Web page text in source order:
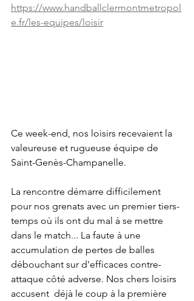
https://www.handballclermontmetropol
e.fr/les-equipes/loisir
Ce week-end, nos loisirs recevaient la
valeureuse et rugueuse équipe de
Saint-Genès-Champanelle.
La rencontre démarre difficilement
pour nos grenats avec un premier tiers-
temps où ils ont du mal à se mettre
dans le match... La faute à une
accumulation de pertes de balles
débouchant sur d'efficaces contre-
attaque côté adverse. Nos chers loisirs
accusent  déjà le coup à la première